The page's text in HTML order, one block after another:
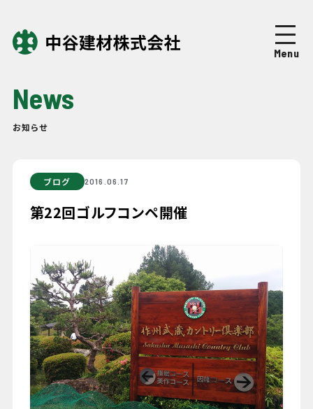
Menu
Business
Company 企業情報
Recruit採用情報
079-447-4112
News
お知らせ
ブログ 2016.06.17
第22回ゴルフコンペ開催